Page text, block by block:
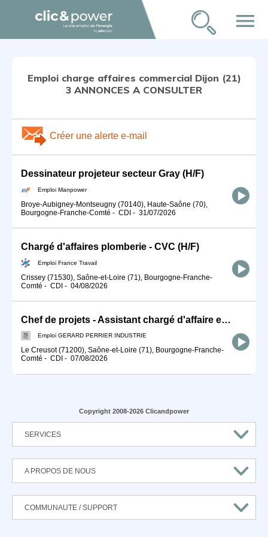
menu
Emploi charge affaires commercial Dijon (21)
3 ANNONCES A CONSULTER
Créer une alerte e-mail
Dessinateur projeteur secteur Gray (H/F)
Emploi Manpower
Broye-Aubigney-Montseugny (70140), Haute-Saône (70),
Bourgogne-Franche-Comté - CDI - 31/07/2026
Chargé d'affaires plomberie - CVC (H/F)
Emploi France Travail
Crissey (71530), Saône-et-Loire (71), Bourgogne-Franche-
Comté - CDI - 04/08/2026
Chef de projets - Assistant chargé d'affaire en électricité (H/F)
Emploi GERARD PERRIER INDUSTRIE
Le Creusot (71200), Saône-et-Loire (71), Bourgogne-Franche-
Comté - CDI - 07/08/2026
Copyright 2008-2026 Clicandpower
SERVICES
A PROPOS DE NOUS
COMMUNAUTE / SUPPORT